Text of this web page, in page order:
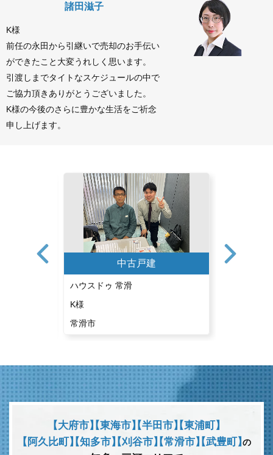
諸田滋子
K様
前任の永田から引継いで売却のお手伝い
ができたこと大変うれしく思います。
引渡しまでタイトなスケジュールの中で
ご協力頂きありがとうございました。
K様の今後のさらに豊かな生活をご祈念
申し上げます。
中古戸建
ハウスドゥ 常滑
K様
常滑市
【大府市】【東海市】【半田市】【東浦町】
【阿久比町】【知多市】【刈谷市】【常滑市】【武豊町】の